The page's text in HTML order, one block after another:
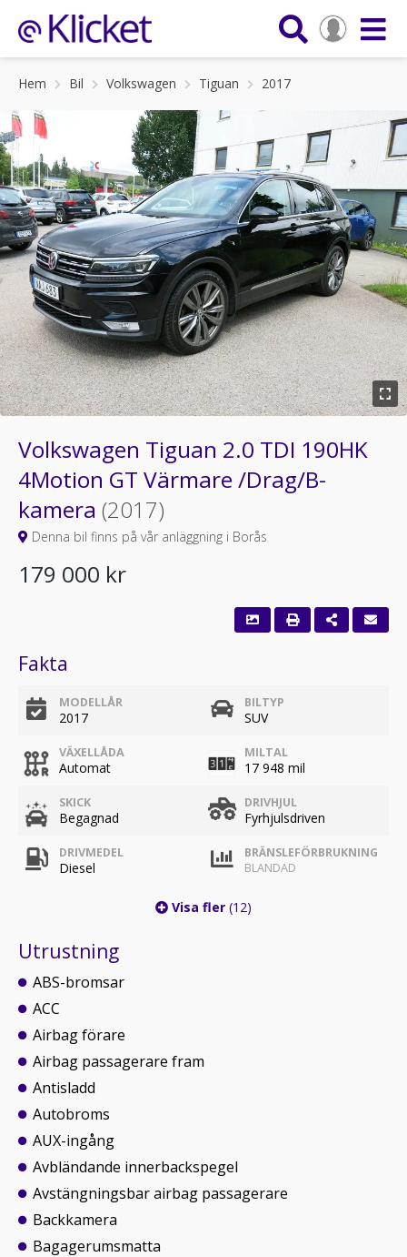
Hem Bil Volkswagen Tiguan 2017
Volkswagen Tiguan 2.0 TDI 190HK
4Motion GT Värmare /Drag/B-
kamera (2017)
Denna bil finns på vår anläggning i Borås
179 000 kr
Fakta
MODELLÅR
2017
BILTYP
SUV
VÄXELLÅDA
Automat
MILTAL
17 948 mil
SKICK
Begagnad
DRIVHJUL
Fyrhjulsdriven
DRIVMEDEL
Diesel
BRÄNSLEFÖRBRUKNING
BLANDAD
Visa fler (12)
Utrustning
ABS-bromsar
ACC
Airbag förare
Airbag passagerare fram
Antisladd
Autobroms
AUX-ingång
Avbländande innerbackspegel
Avstängningsbar airbag passagerare
Backkamera
Bagagerumsmatta